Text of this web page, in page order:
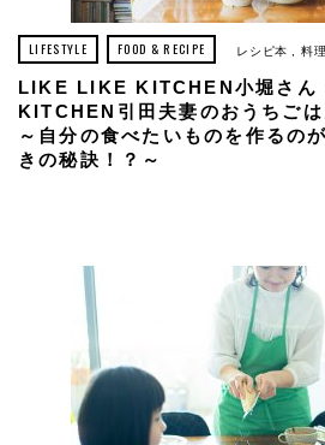
LIFESTYLE FOOD & RECIPE レシピ本 料
LIKE LIKE KITCHEN小堀さ
KITCHEN引田夫妻のおうちごは
～自分の食べたいものを作るの
きの秘訣！？～